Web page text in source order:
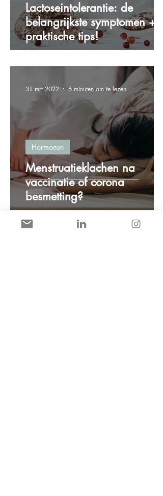
Lactoseintolerantie: de
belangrijkste symptomen + 5
praktische tips!
Menstruatieklachen na
vaccinatie of corona
besmetting?
Hormonen
31 mrt 2022 6 minuten om te lezen